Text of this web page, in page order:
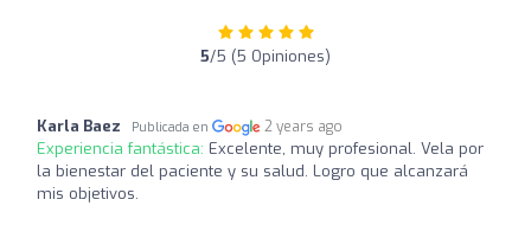
5/5 (5 Opiniones)
Karla Baez Publicada en 2 years ago
Experiencia fantástica: Excelente, muy profesional. Vela por
la bienestar del paciente y su salud. Logro que alcanzará
mis objetivos.